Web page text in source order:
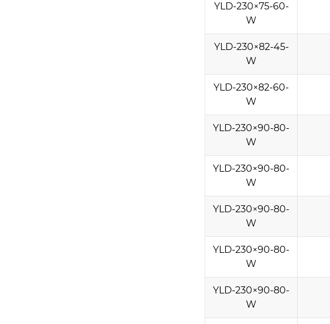
YLD-230×75-60-
W
YLD-230×82-45-
W
YLD-230×82-60-
W
YLD-230×90-80-
W
YLD-230×90-80-
W
YLD-230×90-80-
W
YLD-230×90-80-
W
YLD-230×90-80-
W